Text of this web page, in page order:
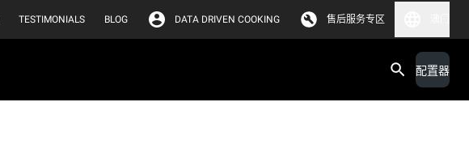
TESTIMONIALS BLOG DATA DRIVEN COOKING 售后服务专区
配置器